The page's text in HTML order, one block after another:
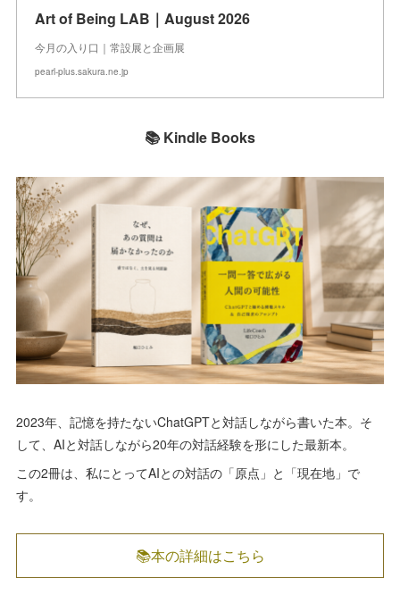
Art of Being LAB｜August 2026
今月の入り口｜常設展と企画展
pearl-plus.sakura.ne.jp
📚 Kindle Books
2023年、記憶を持たないChatGPTと対話しながら書いた本。そ
して、AIと対話しながら20年の対話経験を形にした最新本。
この2冊は、私にとってAIとの対話の「原点」と「現在地」で
す。
📚本の詳細はこちら